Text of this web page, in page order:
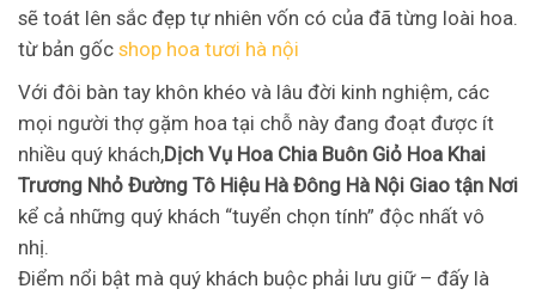
sẽ toát lên sắc đẹp tự nhiên vốn có của đã từng loài hoa.
từ bản gốc shop hoa tươi hà nội
Với đôi bàn tay khôn khéo và lâu đời kinh nghiệm, các
mọi người thợ gặm hoa tại chỗ này đang đoạt được ít
nhiều quý khách,Dịch Vụ Hoa Chia Buôn Giỏ Hoa Khai
Trương Nhỏ Đường Tô Hiệu Hà Đông Hà Nội Giao tận Nơi
kể cả những quý khách “tuyển chọn tính” độc nhất vô
nhị.
Điểm nổi bật mà quý khách buộc phải lưu giữ – đấy là